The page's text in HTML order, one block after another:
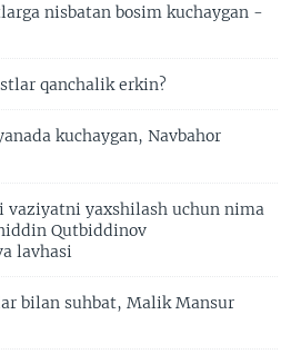
nisbatan bosim kuchaygan -
qanchalik erkin?
kuchaygan, Navbahor
vaziyatni yaxshilash uchun nima
Qutbiddinov
lavhasi
bilan suhbat, Malik Mansur